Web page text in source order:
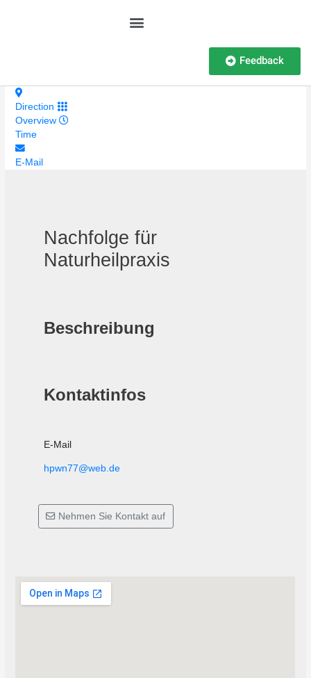
Feedback
Direction
Overview
Time
E-Mail
Nachfolge für
Naturheilpraxis
Beschreibung
Kontaktinfos
E-Mail
hpwn77@web.de
Nehmen Sie Kontakt auf